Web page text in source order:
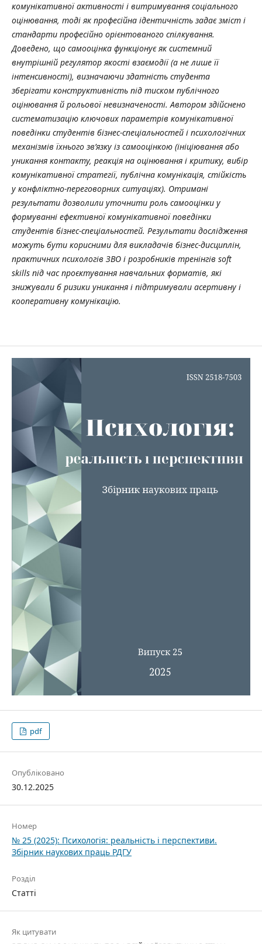
комунікативної активності і витримування соціального
оцінювання, тоді як професійна ідентичність задає зміст і
стандарти професійно орієнтованого спілкування.
Доведено, що самооцінка функціонує як системний
внутрішній регулятор якості взаємодії (а не лише її
інтенсивності), визначаючи здатність студента
зберігати конструктивність під тиском публічного
оцінювання й рольової невизначеності. Автором здійснено
систематизацію ключових параметрів комунікативної
поведінки студентів бізнес-спеціальностей і психологічних
механізмів їхнього зв’язку із самооцінкою (ініціювання або
уникання контакту, реакція на оцінювання і критику, вибір
комунікативної стратегії, публічна комунікація, стійкість
у конфліктно-переговорних ситуаціях). Отримані
результати дозволили уточнити роль самооцінки у
формуванні ефективної комунікативної поведінки
студентів бізнес-спеціальностей. Результати дослідження
можуть бути корисними для викладачів бізнес-дисциплін,
практичних психологів ЗВО і розробників тренінгів soft
skills під час проєктування навчальних форматів, які
знижували б ризики уникання і підтримували асертивну і
кооперативну комунікацію.
pdf
Опубліковано
30.12.2025
Номер
№ 25 (2025): Психологія: реальність і перспективи.
Збірник наукових праць РДГУ
Розділ
Статті
Як цитувати